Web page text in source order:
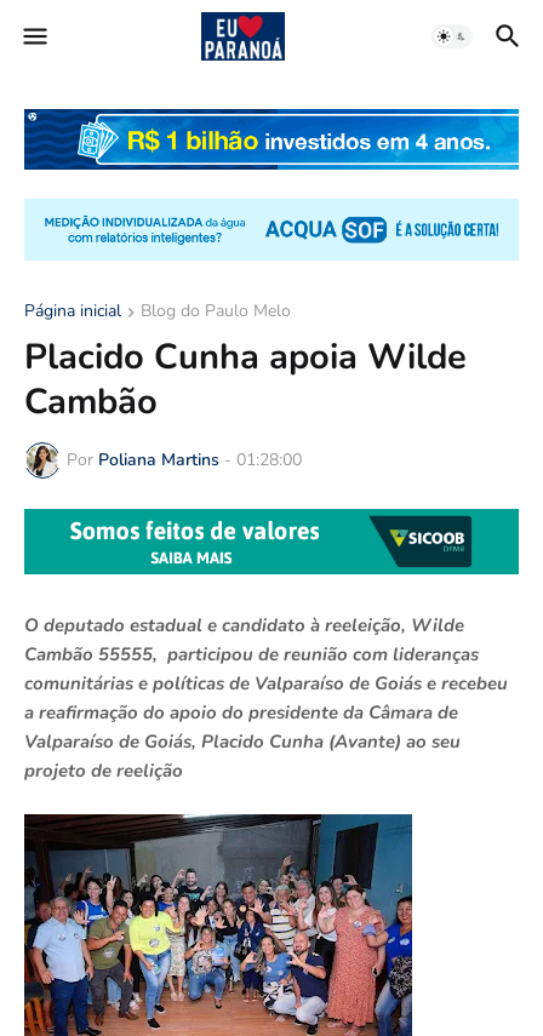
Página inicial Blog do Paulo Melo
Placido Cunha apoia Wilde
Cambão
Por Poliana Martins - 01:28:00
O deputado estadual e candidato à reeleição, Wilde
Cambão 55555, participou de reunião com lideranças
comunitárias e políticas de Valparaíso de Goiás e recebeu
a reafirmação do apoio do presidente da Câmara de
Valparaíso de Goiás, Placido Cunha (Avante) ao seu
projeto de reelição